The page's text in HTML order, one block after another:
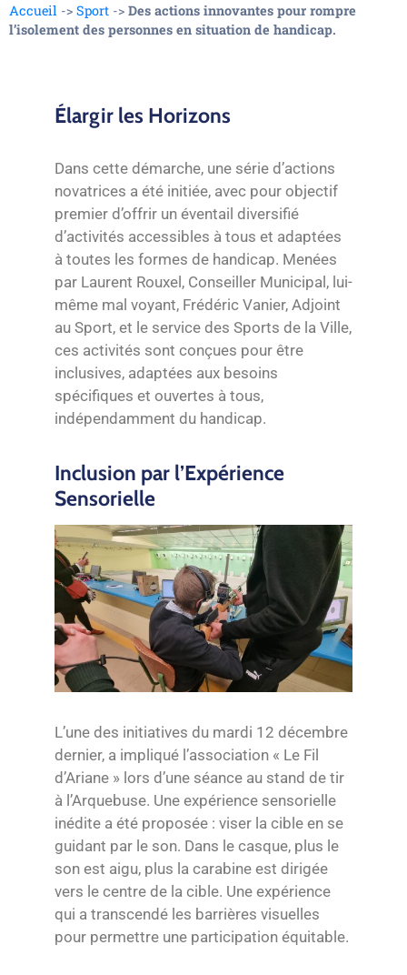
Accueil -> Sport -> Des actions innovantes pour rompre
l’isolement des personnes en situation de handicap.
Élargir les Horizons
Dans cette démarche, une série d’actions
novatrices a été initiée, avec pour objectif
premier d’offrir un éventail diversifié
d’activités accessibles à tous et adaptées
à toutes les formes de handicap. Menées
par Laurent Rouxel, Conseiller Municipal, lui-
même mal voyant, Frédéric Vanier, Adjoint
au Sport, et le service des Sports de la Ville,
ces activités sont conçues pour être
inclusives, adaptées aux besoins
spécifiques et ouvertes à tous,
indépendamment du handicap.
Inclusion par l’Expérience
Sensorielle
L’une des initiatives du mardi 12 décembre
dernier, a impliqué l’association « Le Fil
d’Ariane » lors d’une séance au stand de tir
à l’Arquebuse. Une expérience sensorielle
inédite a été proposée : viser la cible en se
guidant par le son. Dans le casque, plus le
son est aigu, plus la carabine est dirigée
vers le centre de la cible. Une expérience
qui a transcendé les barrières visuelles
pour permettre une participation équitable.